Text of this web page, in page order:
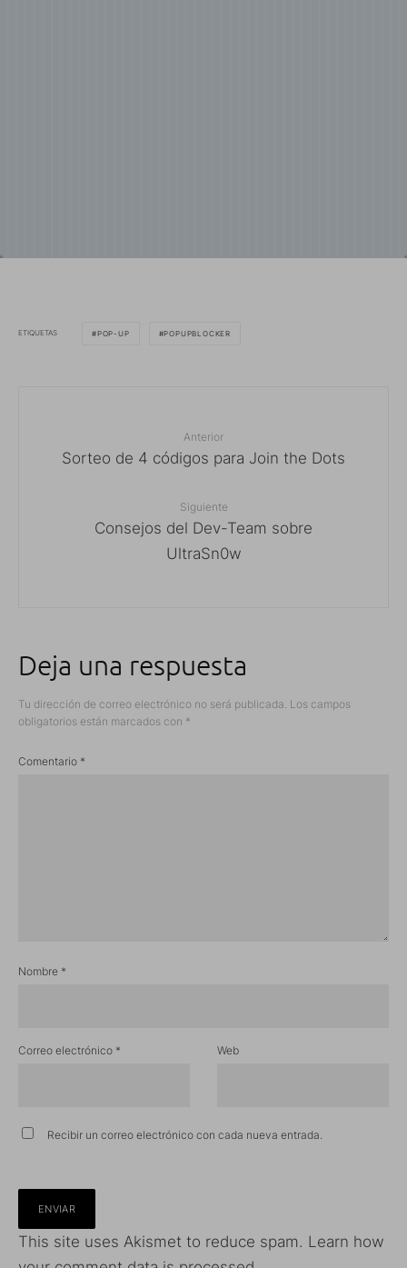
ETIQUETAS POP-UP POPUPBLOCKER
Anterior
Sorteo de 4 códigos para Join the Dots
Siguiente
Consejos del Dev-Team sobre
UltraSn0w
Deja una respuesta
Tu dirección de correo electrónico no será publicada. Los campos
obligatorios están marcados con *
Comentario *
Nombre *
Correo electrónico * Web
Recibir un correo electrónico con cada nueva entrada.
This site uses Akismet to reduce spam. Learn how